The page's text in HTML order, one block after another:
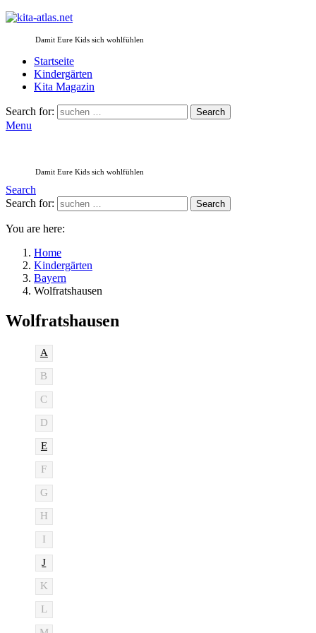
Damit Eure Kids sich wohlfühlen
Startseite
Kindergärten
Kita Magazin
Search for: Search
Menu
Damit Eure Kids sich wohlfühlen
Search
Search for:
Search
You are here:
Home
Kindergärten
Bayern
Wolfratshausen
Wolfratshausen
A
B
C
D
E
F
G
H
I
J
K
L